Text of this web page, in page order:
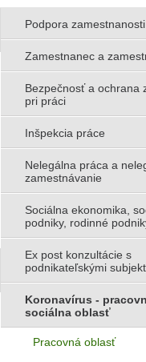
Podpora zamestnanosti
Zamestnanec a
Bezpečnosť a ochrana
pri práci
Inšpekcia práce
Nelegálna práca a
zamestnávanie
Sociálna ekonomika,
podniky, rodinné
Ex post konzultácie s
podnikateľskými
Koronavírus -
sociálna oblasť
Pracovná oblasť